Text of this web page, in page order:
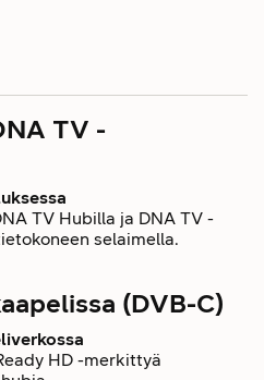
TV -
TV Hubilla ja DNA TV -
selaimella.
(DVB-C)
HD -merkittyä